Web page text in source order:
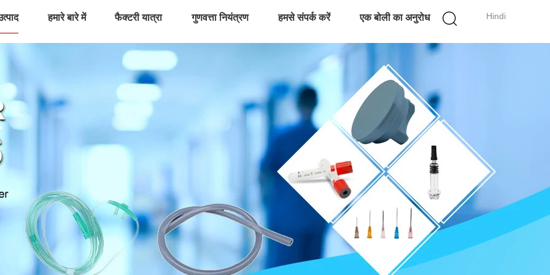
Hindi
हमारे बारे में फैक्टरी यात्रा गुणवत्ता नियंत्रण हमसे संपर्क करें एक बोली का अनुरोध